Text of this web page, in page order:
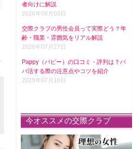
者向けに解説
2026年08月03日
交際クラブの男性会員って実際どう？年
齢・職業・雰囲気をリアル解説
2026年07月27日
Pappy（パピー）の口コミ・評判は？パ
パ活する際の注意点やコツを紹介
2026年07月16日
今オススメの交際クラブ